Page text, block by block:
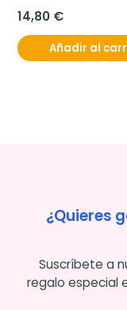
14,80 €
Añadir al
¿Quieres
Suscríbete a
regalo especial